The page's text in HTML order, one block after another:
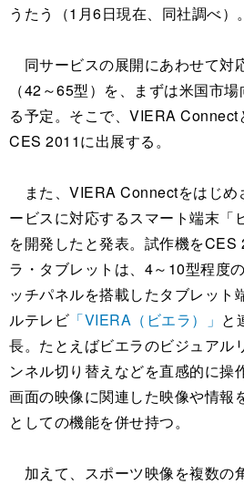
うたう（1月6日現在、同社調べ）。
同サービスの展開にあわせて対
（42～65型）を、まずは米国市
る予定。そこで、VIERA Connect
CES 2011に出展する。
また、VIERA Connectをはじめ
ービスに対応するスマート端末「
を開発したと発表。試作機をCES
ラ・タブレットは、4～10型程度
ッチパネルを搭載したタブレット
ルテレビ 「VIERA（ビエラ）」 と
長。たとえばビエラのビジュアル
ンネル切り替えなどを直感的に操
画面の映像に関連した映像や情報
としての機能を併せ持つ。
加えて、スポーツ映像を複数の